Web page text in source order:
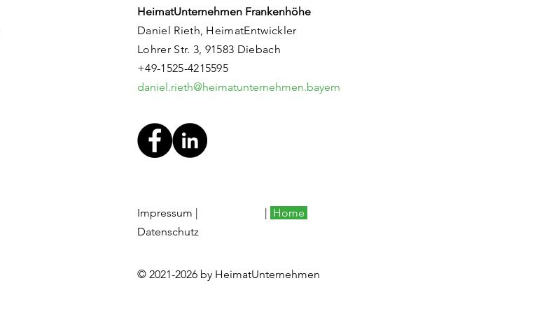
HeimatUnternehmen Frankenhöhe
Daniel Rieth, HeimatEntwickler
Lohrer Str. 3, 91583 Diebach
+49-1525-4215595
daniel.rieth@heimatunternehmen.bayern
Impressum
Datenschutz
Home
© 2021-2026 by HeimatUnternehmen